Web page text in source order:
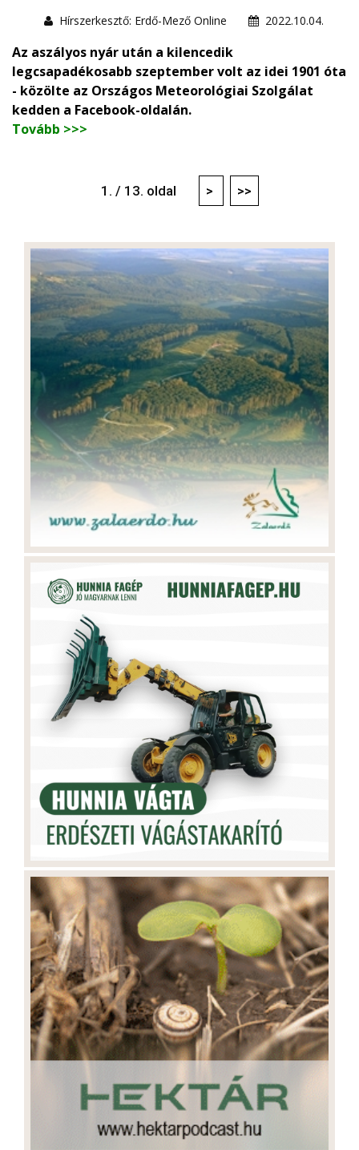
Hírszerkesztő: Erdő-Mező Online 2022.10.04.
Az aszályos nyár után a kilencedik
legcsapadékosabb szeptember volt az idei 1901 óta
- közölte az Országos Meteorológiai Szolgálat
kedden a Facebook-oldalán.
Tovább >>>
1. / 13. oldal > >>